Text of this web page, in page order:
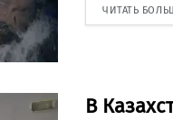
ЧИТАТЬ
В